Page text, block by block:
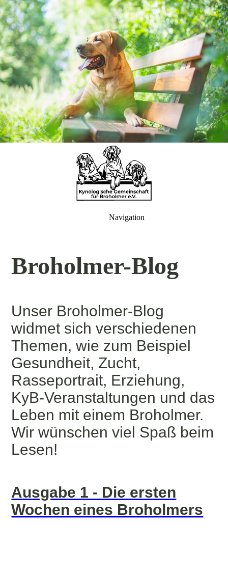
Navigation
Broholmer-Blog
Unser Broholmer-Blog
widmet sich verschiedenen
Themen, wie zum Beispiel
Gesundheit, Zucht,
Rasseportrait, Erziehung,
KyB-Veranstaltungen und das
Leben mit einem Broholmer.
Wir wünschen viel Spaß beim
Lesen!
Ausgabe 1 - Die ersten
Wochen eines Broholmers